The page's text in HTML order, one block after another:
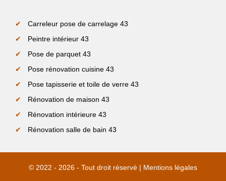
Carreleur pose de carrelage 43
Peintre intérieur 43
Pose de parquet 43
Pose rénovation cuisine 43
Pose tapisserie et toile de verre 43
Rénovation de maison 43
Rénovation intérieure 43
Rénovation salle de bain 43
© 2022 - 2026 - Tout droit réservé | Mentions légales